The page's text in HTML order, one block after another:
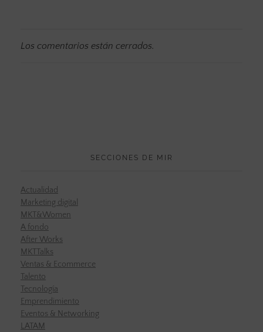
Los comentarios están cerrados.
SECCIONES DE MIR
Actualidad
Marketing digital
MKT&Women
A fondo
After Works
MKTTalks
Ventas & Ecommerce
Talento
Tecnología
Emprendimiento
Eventos & Networking
LATAM